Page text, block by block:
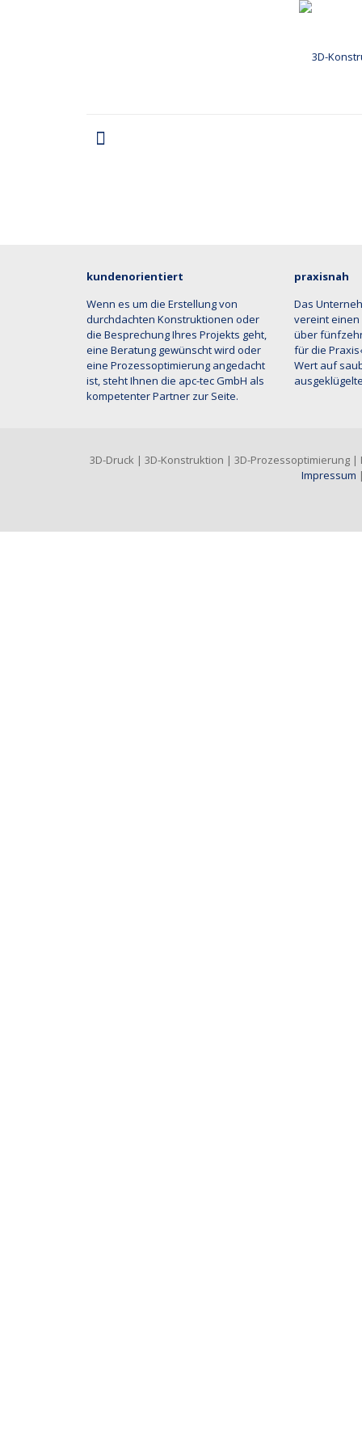
kundenorientiert
Wenn es um die Erstellung von
durchdachten Konstruktionen oder
die Besprechung Ihres Projekts geht,
eine Beratung gewünscht wird oder
eine Prozessoptimierung angedacht
ist, steht Ihnen die apc-tec GmbH als
kompetenter Partner zur Seite.
praxisnah
Das
vereint
über
für die
Wert auf
3D-Druck | 3D-Konstruktion | 3D-Prozessoptimierung
Impressum